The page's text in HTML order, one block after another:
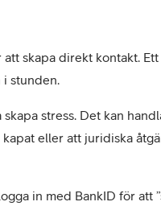
skapa direkt kontakt.
i stunden.
stress. Det kan
eller att juridiska
in med BankID för att